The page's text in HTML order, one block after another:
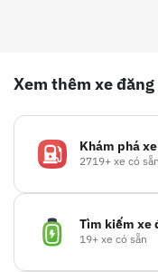
2719+ xe có sẵn
19+ xe có sẵn